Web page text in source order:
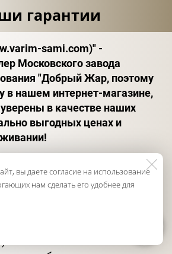
гарантии
sami.com)" -
Московского завода
"Добрый Жар, поэтому
в нашем интернет-магазине,
в качестве наших
выгодных ценах и
за каждый заказ на
товар вам не подошел, мы
обмена или возврата
дней (в случае, когда товар
вы даете согласие на использование
нам сделать его удобнее для